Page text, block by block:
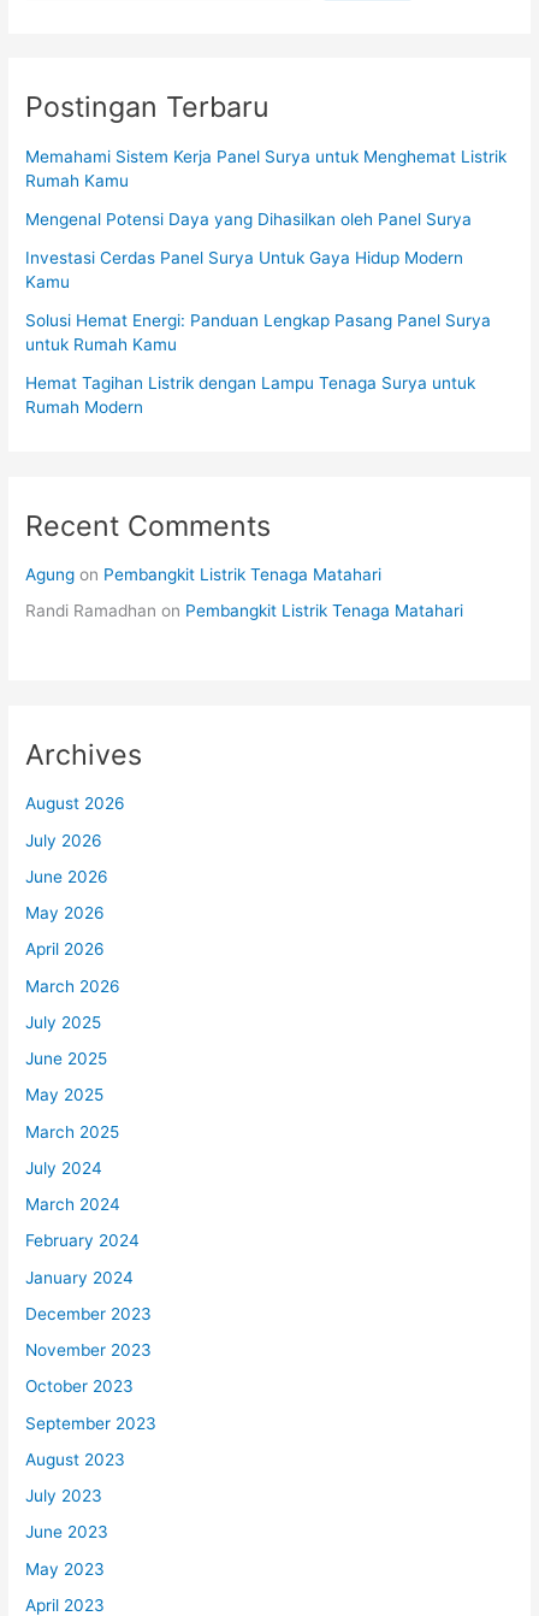
Postingan Terbaru
Memahami Sistem Kerja Panel Surya untuk Menghemat Listrik
Rumah Kamu
Mengenal Potensi Daya yang Dihasilkan oleh Panel Surya
Investasi Cerdas Panel Surya Untuk Gaya Hidup Modern
Kamu
Solusi Hemat Energi: Panduan Lengkap Pasang Panel Surya
untuk Rumah Kamu
Hemat Tagihan Listrik dengan Lampu Tenaga Surya untuk
Rumah Modern
Recent Comments
Agung on Pembangkit Listrik Tenaga Matahari
Randi Ramadhan on Pembangkit Listrik Tenaga Matahari
Archives
August 2026
July 2026
June 2026
May 2026
April 2026
March 2026
July 2025
June 2025
May 2025
March 2025
July 2024
March 2024
February 2024
January 2024
December 2023
November 2023
October 2023
September 2023
August 2023
July 2023
June 2023
May 2023
April 2023